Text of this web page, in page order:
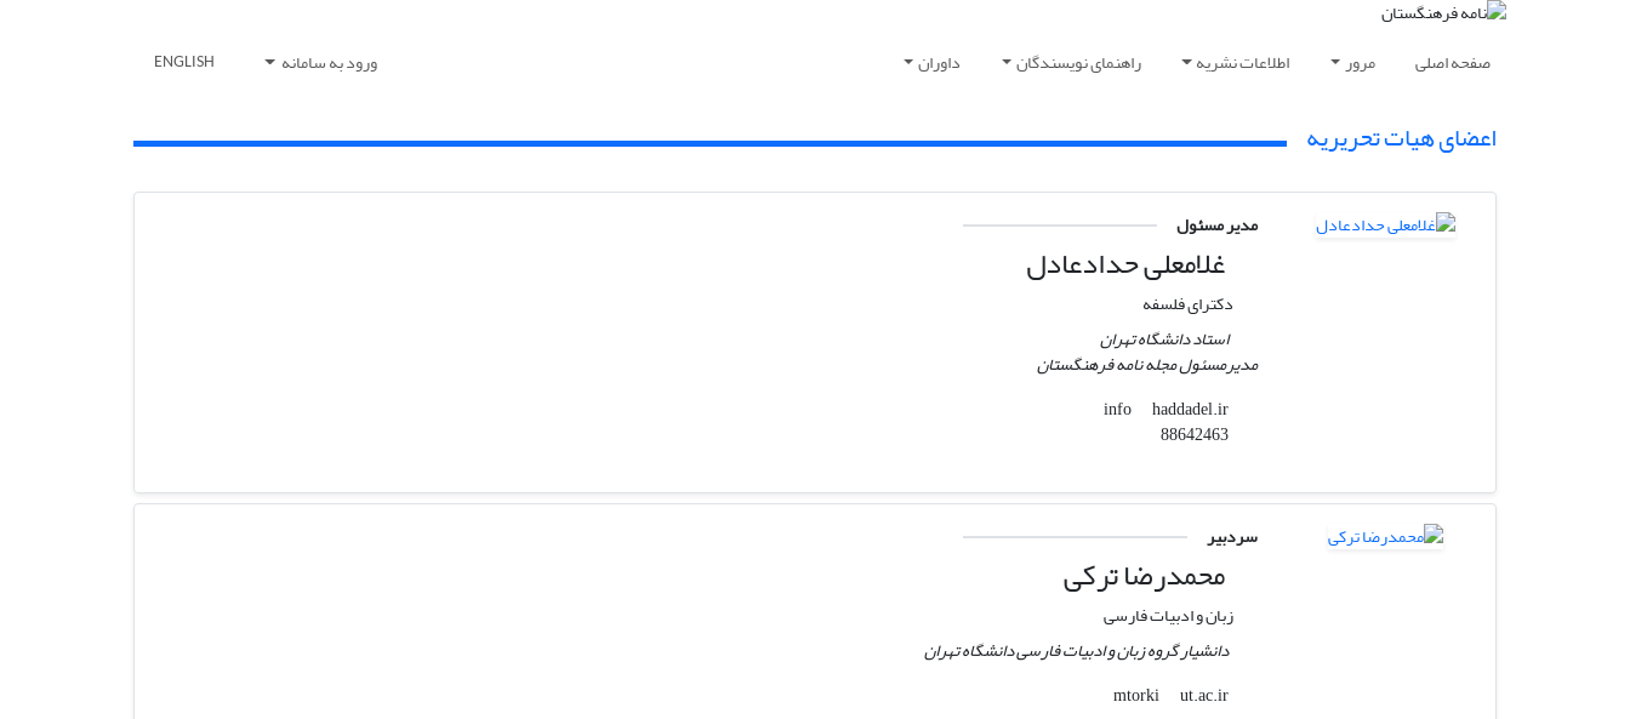
صفحه اصلی مرور اطلاعات نشریه راهنمای نویسندگان داوران ورود به سامانه ENGLISH
اعضای هیات تحریریه
مدیر مسئول
غلامعلی حدادعادل
دکترای فلسفه
استاد دانشگاه تهران
مدیرمسئول مجله نامه فرهنگستان
haddadel.ir
سردبیر
محمدرضا ترکی
زبان و ادبیات فارسی
دانشیار گروه زبان و ادبیات فارسی دانشگاه تهران
ut.ac.ir